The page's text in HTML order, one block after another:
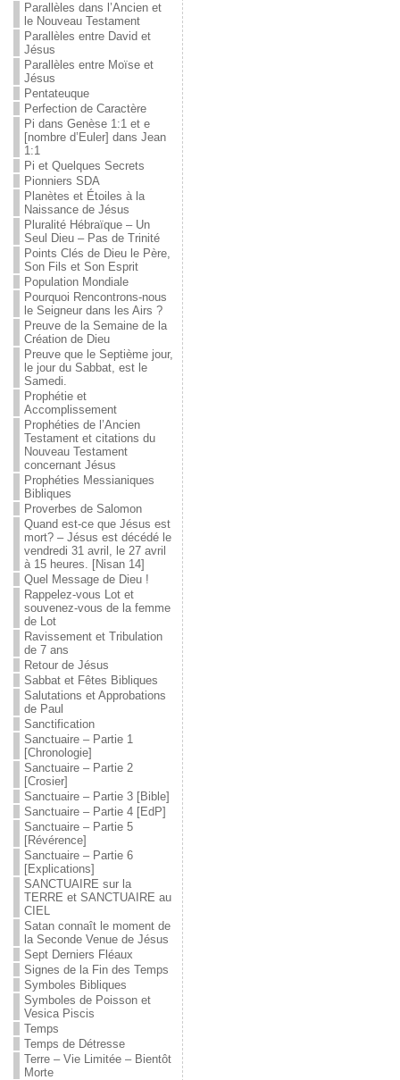
Parallèles dans l’Ancien et
le Nouveau Testament
Parallèles entre David et
Jésus
Parallèles entre Moïse et
Jésus
Pentateuque
Perfection de Caractère
Pi dans Genèse 1:1 et e
[nombre d’Euler] dans Jean
1:1
Pi et Quelques Secrets
Pionniers SDA
Planètes et Étoiles à la
Naissance de Jésus
Pluralité Hébraïque – Un
Seul Dieu – Pas de Trinité
Points Clés de Dieu le Père,
Son Fils et Son Esprit
Population Mondiale
Pourquoi Rencontrons-nous
le Seigneur dans les Airs ?
Preuve de la Semaine de la
Création de Dieu
Preuve que le Septième jour,
le jour du Sabbat, est le
Samedi.
Prophétie et
Accomplissement
Prophéties de l’Ancien
Testament et citations du
Nouveau Testament
concernant Jésus
Prophéties Messianiques
Bibliques
Proverbes de Salomon
Quand est-ce que Jésus est
mort? – Jésus est décédé le
vendredi 31 avril, le 27 avril
à 15 heures. [Nisan 14]
Quel Message de Dieu !
Rappelez-vous Lot et
souvenez-vous de la femme
de Lot
Ravissement et Tribulation
de 7 ans
Retour de Jésus
Sabbat et Fêtes Bibliques
Salutations et Approbations
de Paul
Sanctification
Sanctuaire – Partie 1
[Chronologie]
Sanctuaire – Partie 2
[Crosier]
Sanctuaire – Partie 3 [Bible]
Sanctuaire – Partie 4 [EdP]
Sanctuaire – Partie 5
[Révérence]
Sanctuaire – Partie 6
[Explications]
SANCTUAIRE sur la
TERRE et SANCTUAIRE au
CIEL
Satan connaît le moment de
la Seconde Venue de Jésus
Sept Derniers Fléaux
Signes de la Fin des Temps
Symboles Bibliques
Symboles de Poisson et
Vesica Piscis
Temps
Temps de Détresse
Terre – Vie Limitée – Bientôt
Morte